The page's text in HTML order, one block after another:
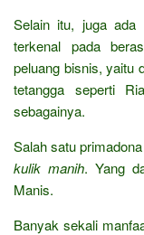
Selain itu, juga ada
terkenal pada
peluang bisnis, yaitu
tetangga seperti
sebagainya.
Salah satu
kulik manih. Yang
Manis.
Banyak sekali